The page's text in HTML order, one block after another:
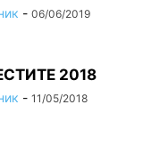
- 06/06/2019
2018
- 11/05/2018